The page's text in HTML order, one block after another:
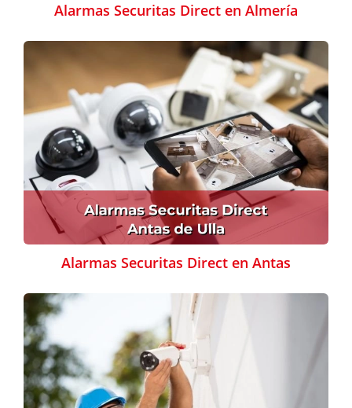
Alarmas Securitas Direct en Almería
Alarmas Securitas Direct en Antas